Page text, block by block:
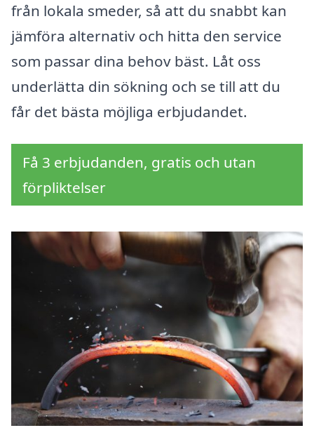
från lokala smeder, så att du snabbt kan
jämföra alternativ och hitta den service
som passar dina behov bäst. Låt oss
underlätta din sökning och se till att du
får det bästa möjliga erbjudandet.
Få 3 erbjudanden, gratis och utan
förpliktelser